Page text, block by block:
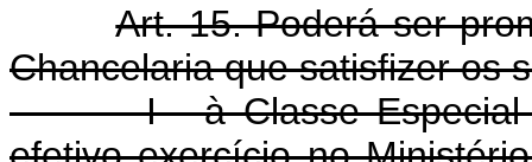
Art. 15. Poderá ser
Chancelaria que satisfizer os
I - à Classe Especial -